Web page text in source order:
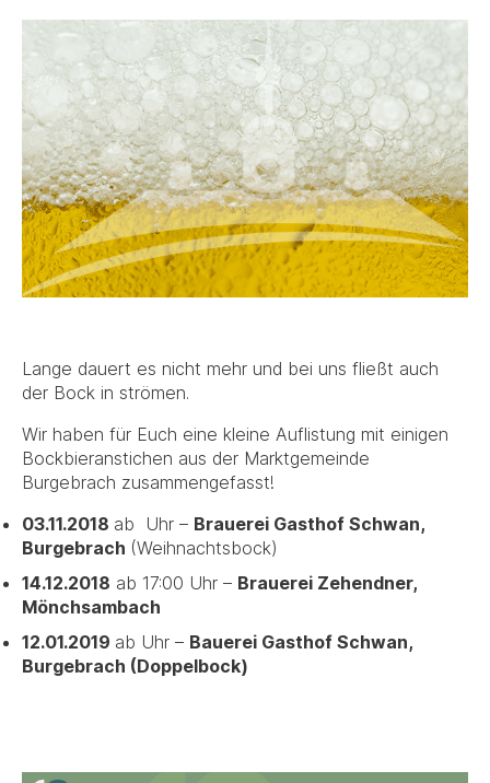
Lange dauert es nicht mehr und bei uns fließt auch
der Bock in strömen.
Wir haben für Euch eine kleine Auflistung mit einigen
Bockbieranstichen aus der Marktgemeinde
Burgebrach zusammengefasst!
03.11.2018 ab Uhr – Brauerei Gasthof Schwan,
Burgebrach (Weihnachtsbock)
14.12.2018 ab 17:00 Uhr – Brauerei Zehendner,
Mönchsambach
12.01.2019 ab Uhr – Bauerei Gasthof Schwan,
Burgebrach (Doppelbock)